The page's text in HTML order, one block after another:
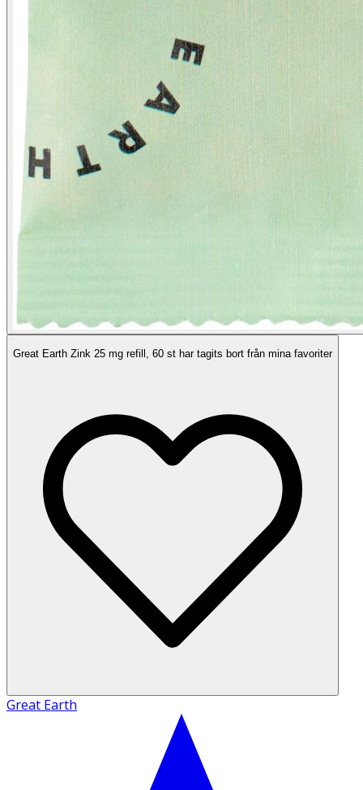
Great Earth Zink 25 mg refill, 60 st har tagits bort från mina favoriter
Great Earth